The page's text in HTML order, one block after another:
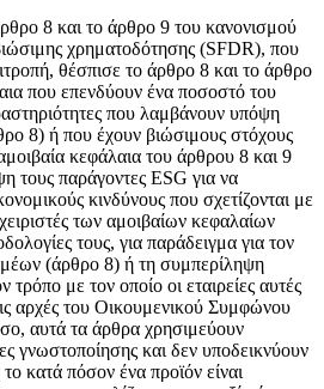
8 και το άρθρο 9 του κανονισμού
χρηματοδότησης (SFDR), που
θέσπισε το άρθρο 8 και το άρθρο
που επενδύουν ένα ποσοστό του
που λαμβάνουν υπόψη
8) ή που έχουν βιώσιμους στόχους
κεφάλαια του άρθρου 8 και 9
τους παράγοντες ESG για να
κινδύνους που σχετίζονται με
των αμοιβαίων κεφαλαίων
τους, για παράδειγμα για τον
(άρθρο 8) ή τη συμπερίληψη
τρόπο με τον οποίο οι εταιρείες αυτές
αρχές του Οικουμενικού Συμφώνου
αυτά τα άρθρα χρησιμεύουν
γνωστοποίησης και δεν υποδεικνύουν
κατά πόσον ένα προϊόν είναι